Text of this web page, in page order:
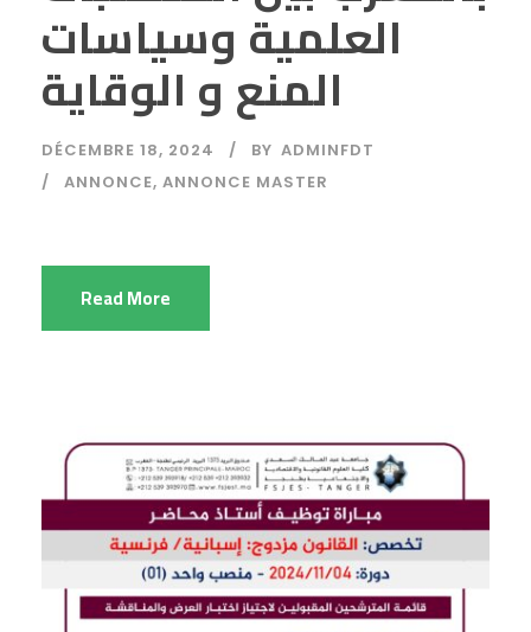
العلمية وسياسات
المنع و الوقاية
DÉCEMBRE 18, 2024 BY ADMINFDT
ANNONCE, ANNONCE MASTER
Read More